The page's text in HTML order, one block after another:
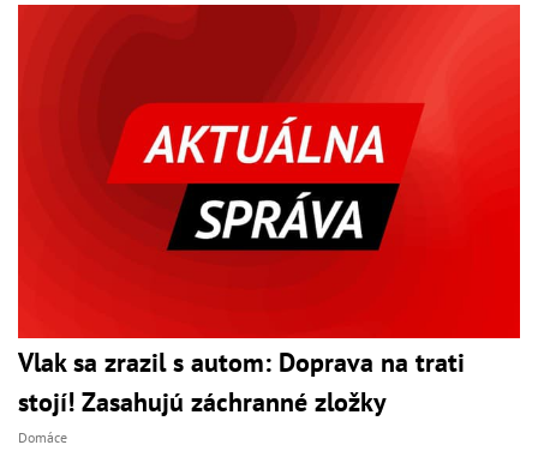
Vlak sa zrazil s autom: Doprava na trati
stojí! Zasahujú záchranné zložky
Domáce